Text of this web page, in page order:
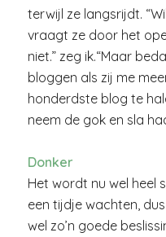
terwijl ze langsrijdt.
vraagt ze door het
niet.” zeg ik.“Maar
bloggen als zij me
honderdste blog te
neem de gok en sla
Donker
Het wordt nu wel heel
een tijdje wachten,
wel zo’n goede